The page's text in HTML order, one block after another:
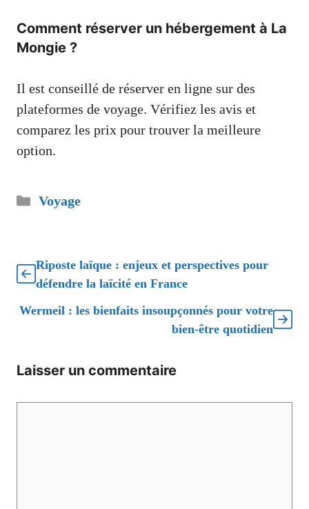
Comment réserver un hébergement à La
Mongie ?
Il est conseillé de réserver en ligne sur des
plateformes de voyage. Vérifiez les avis et
comparez les prix pour trouver la meilleure
option.
Catégories
Voyage
Riposte laïque : enjeux et perspectives pour
défendre la laïcité en France
Wermeil : les bienfaits insoupçonnés pour votre
bien-être quotidien
Laisser un commentaire